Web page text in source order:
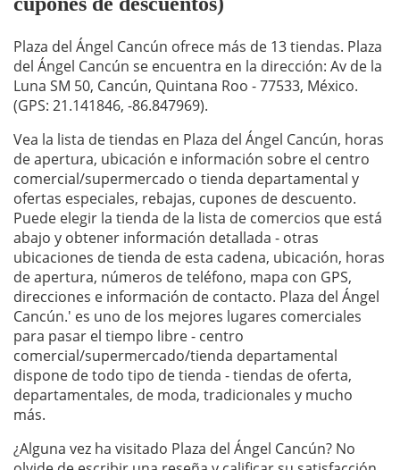
Plaza del Ángel Cancún ofrece más de 13 tiendas. Plaza
del Ángel Cancún se encuentra en la dirección: Av de la
Luna SM 50, Cancún, Quintana Roo - 77533, México.
(GPS: 21.141846, -86.847969).
Vea la lista de tiendas en Plaza del Ángel Cancún, horas
de apertura, ubicación e información sobre el centro
comercial/supermercado o tienda departamental y
ofertas especiales, rebajas, cupones de descuento.
Puede elegir la tienda de la lista de comercios que está
abajo y obtener información detallada - otras
ubicaciones de tienda de esta cadena, ubicación, horas
de apertura, números de teléfono, mapa con GPS,
direcciones e información de contacto. Plaza del Ángel
Cancún.' es uno de los mejores lugares comerciales
para pasar el tiempo libre - centro
comercial/supermercado/tienda departamental
dispone de todo tipo de tienda - tiendas de oferta,
departamentales, de moda, tradicionales y mucho
más.
¿Alguna vez ha visitado Plaza del Ángel Cancún? No